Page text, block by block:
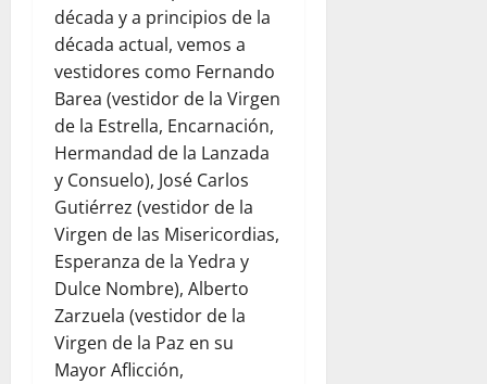
década y a principios de la
década actual, vemos a
vestidores como Fernando
Barea (vestidor de la Virgen
de la Estrella, Encarnación,
Hermandad de la Lanzada
y Consuelo), José Carlos
Gutiérrez (vestidor de la
Virgen de las Misericordias,
Esperanza de la Yedra y
Dulce Nombre), Alberto
Zarzuela (vestidor de la
Virgen de la Paz en su
Mayor Aflicción,